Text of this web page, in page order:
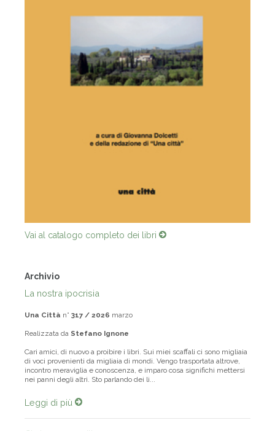
Vai al catalogo completo dei libri
Archivio
La nostra ipocrisia
Una Città n° 317 / 2026 marzo
Realizzata da Stefano Ignone
Cari amici, di nuovo a proibire i libri. Sui miei scaffali ci sono migliaia
di voci provenienti da migliaia di mondi. Vengo trasportata altrove,
incontro meraviglia e conoscenza, e imparo cosa significhi mettersi
nei panni degli altri. Sto parlando dei li...
Leggi di più